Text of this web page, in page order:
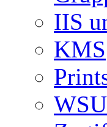
IIS
KMS